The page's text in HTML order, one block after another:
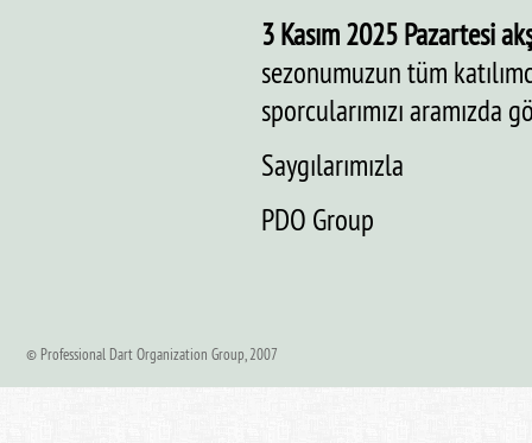
3 Kasım 2025 Pazartesi
sezonumuzun tüm
sporcularımızı aramızda
Saygılarımızla
PDO Group
© Professional Dart Organization Group, 2007